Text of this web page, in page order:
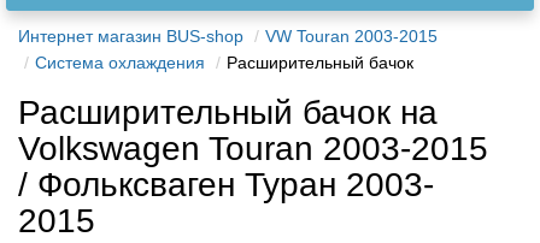
Интернет магазин BUS-shop
VW Touran 2003-2015
Cистема охлаждения
Расширительный бачок
Расширительный бачок на
Volkswagen Touran 2003-2015
/ Фольксваген Туран 2003-
2015